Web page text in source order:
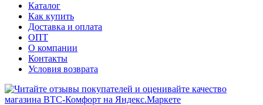
Каталог
Как купить
Доставка и оплата
ОПТ
О компании
Контакты
Условия возврата